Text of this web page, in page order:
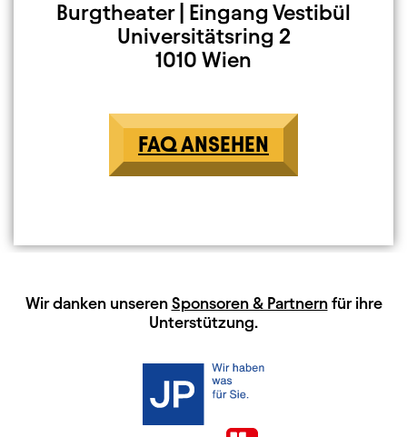
Anschrift
Burgtheater | Eingang Vestibül
Universitätsring 2
1010 Wien
FAQ ANSEHEN
HAUPTSPONSOREN
Wir danken unseren Sponsoren & Partnernfür ihre
Unterstützung.